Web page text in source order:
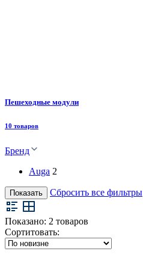
Пешеходные модули
10 товаров
Бренд
Auga 2
Показать Сбросить все фильтры
Показано: 2 товаров
Сортитовать: